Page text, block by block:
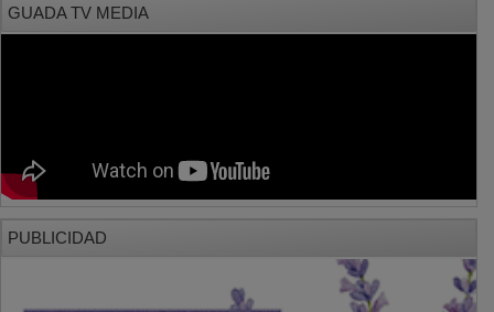
GUADA TV MEDIA
PUBLICIDAD